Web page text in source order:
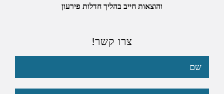
והוצאות חייב בהליך חדלות פירעון
צרו קשר!